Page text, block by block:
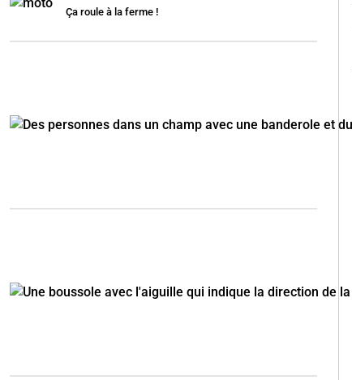
Ça roule à la ferme !